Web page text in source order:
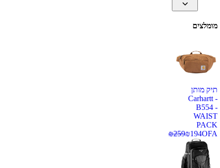
מומלצים
תיק מותן
Carhartt -
B554 -
WAIST
PACK
OFA
₪194
₪259